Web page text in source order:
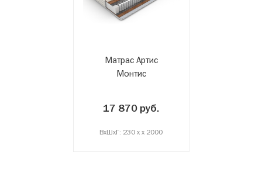
Матрас Артис
Монтис
17 870 руб.
ВxШxГ: 230 x x 2000